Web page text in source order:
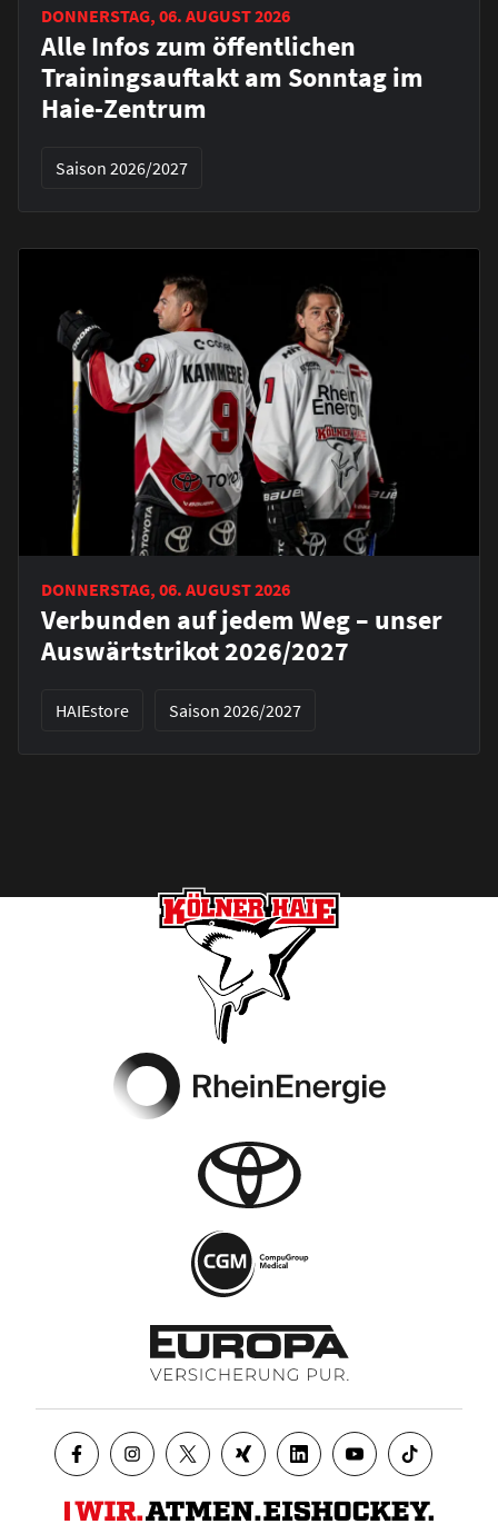
DONNERSTAG, 06. AUGUST 2026
Alle Infos zum öffentlichen
Trainingsauftakt am Sonntag im
Haie-Zentrum
Saison 2026/2027
DONNERSTAG, 06. AUGUST 2026
Verbunden auf jedem Weg – unser
Auswärtstrikot 2026/2027
HAIEstore Saison 2026/2027